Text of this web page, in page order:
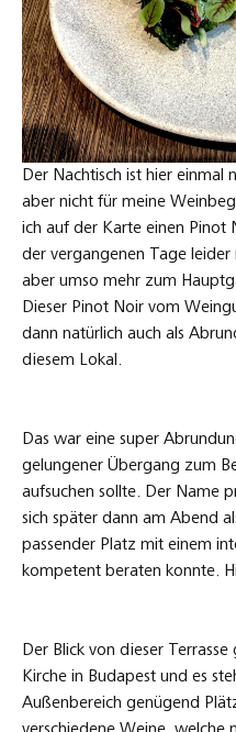
Der Nachtisch ist hier einmal
aber nicht für meine
ich auf der Karte einen Pinot
der vergangenen Tage
aber umso mehr zum
Dieser Pinot Noir vom
dann natürlich auch als
diesem Lokal.
Das war eine super
gelungener Übergang zum
aufsuchen sollte. Der Name
sich später dann am Abend
passender Platz mit einem
kompetent beraten konnte.
Der Blick von dieser
Kirche in Budapest und es
Außenbereich genügend